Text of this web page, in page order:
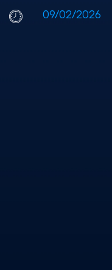
09/02/2026